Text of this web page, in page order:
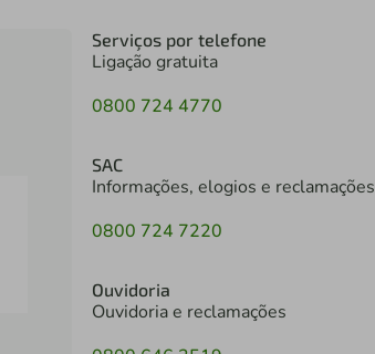
Serviços por telefone
Ligação gratuita
0800 724 4770
SAC
Informações, elogios e reclamações
0800 724 7220
Ouvidoria
Ouvidoria e reclamações